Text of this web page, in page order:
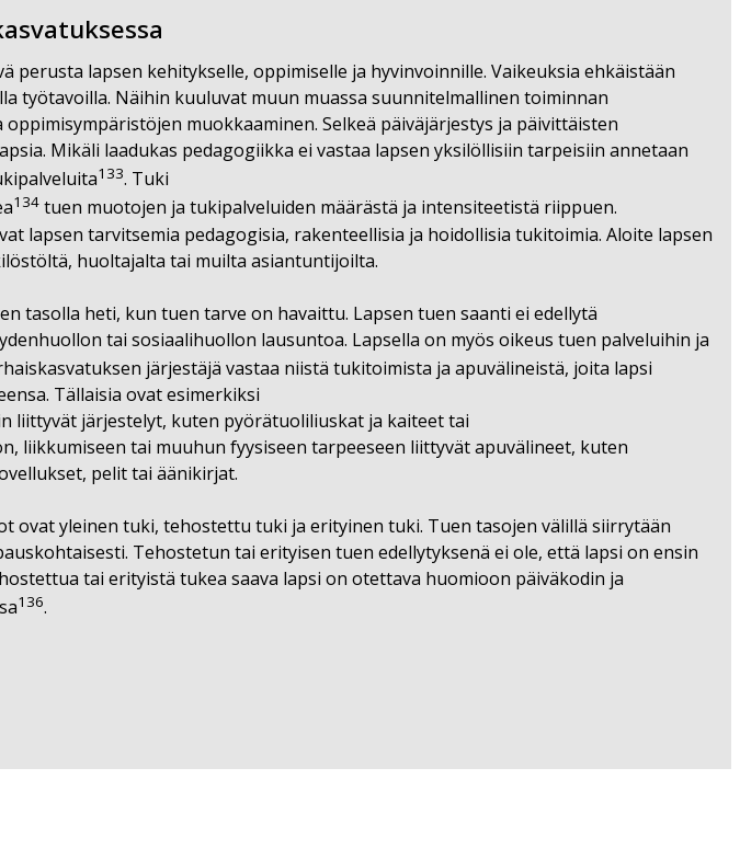
perusta lapsen kehitykselle, oppimiselle ja hyvinvoinnille. Vaikeuksia ehkäistään
työtavoilla. Näihin kuuluvat muun muassa suunnitelmallinen toiminnan
muokkaaminen. Selkeä päiväjärjestys ja päivittäisten
Mikäli laadukas pedagogiikka ei vastaa lapsen yksilöllisiin tarpeisiin annetaan
133. Tuki
134 tuen muotojen ja tukipalveluiden määrästä ja intensiteetistä riippuen.
lapsen tarvitsemia pedagogisia, rakenteellisia ja hoidollisia tukitoimia. Aloite lapsen
huoltajalta tai muilta asiantuntijoilta.
tasolla heti, kun tuen tarve on havaittu. Lapsen tuen saanti ei edellytä
tai sosiaalihuollon lausuntoa. Lapsella on myös oikeus tuen palveluihin ja
järjestäjä vastaa niistä tukitoimista ja apuvälineistä, joita lapsi
Tällaisia ovat esimerkiksi
liittyvät järjestelyt, kuten pyörätuoliliuskat ja kaiteet tai
liikkumiseen tai muuhun fyysiseen tarpeeseen liittyvät apuvälineet, kuten
pelit tai äänikirjat.
ovat yleinen tuki, tehostettu tuki ja erityinen tuki. Tuen tasojen välillä siirrytään
Tehostetun tai erityisen tuen edellytyksenä ei ole, että lapsi on ensin
tai erityistä tukea saava lapsi on otettava huomioon päiväkodin ja
136.